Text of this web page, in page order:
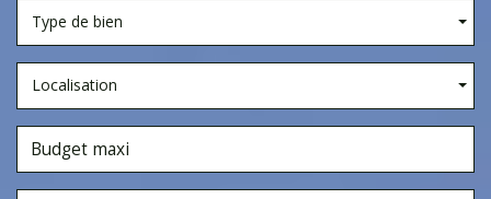
Type de bien
Localisation